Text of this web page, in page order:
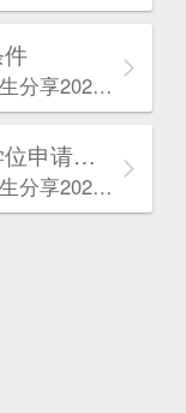
四川成人高考网​为广大考生分享2025年‌‌‌‌四川成考报考条件。为广大在职人员和社会人士提供学历提升的机会。更多四川成考考试信息，欢迎在线访问四川成人高考网。
2025年‌‌‌‌四川成考学士学位申请条件
四川成人高考网​为广大考生分享2025年‌‌‌‌四川成考学士学位申请条件。为广大在职人员和社会人士提供学历提升的机会。更多四川成考考试信息，欢迎在线访问四川成人高考网。